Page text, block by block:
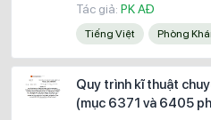
Tác giả: PK AĐ
Tiếng Việt Phòng
Quy trình kĩ thuật
(mục 6371 và 6405